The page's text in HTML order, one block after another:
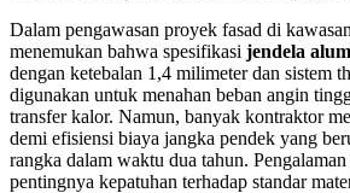
Dalam pengawasan proyek fasad di
menemukan bahwa spesifikasi jendela
dengan ketebalan 1,4 milimeter dan sistem
digunakan untuk menahan beban angin
transfer kalor. Namun, banyak kontraktor
demi efisiensi biaya jangka pendek yang
rangka dalam waktu dua tahun.
pentingnya kepatuhan terhadap standar